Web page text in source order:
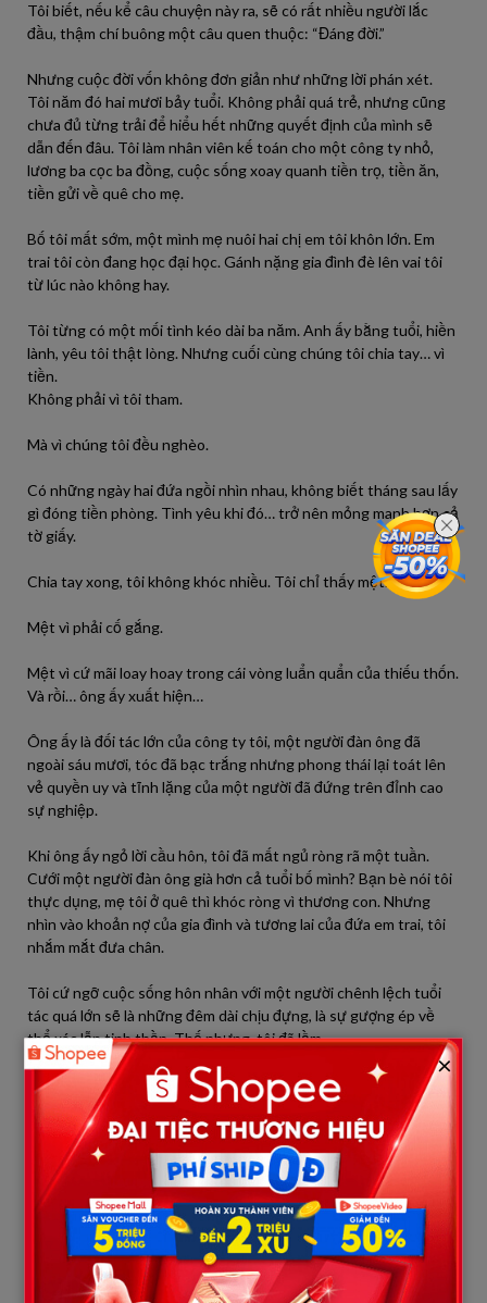
Tôi biết, nếu kể câu chuyện này ra, sẽ có rất nhiều người lắc
đầu, thậm chí buông một câu quen thuộc: “Đáng đời.”
Nhưng cuộc đời vốn không đơn giản như những lời phán xét.
Tôi năm đó hai mươi bảy tuổi. Không phải quá trẻ, nhưng cũng
chưa đủ từng trải để hiểu hết những quyết định của mình sẽ
dẫn đến đâu. Tôi làm nhân viên kế toán cho một công ty nhỏ,
lương ba cọc ba đồng, cuộc sống xoay quanh tiền trọ, tiền ăn,
tiền gửi về quê cho mẹ.
Bố tôi mất sớm, một mình mẹ nuôi hai chị em tôi khôn lớn. Em
trai tôi còn đang học đại học. Gánh nặng gia đình đè lên vai tôi
từ lúc nào không hay.
Tôi từng có một mối tình kéo dài ba năm. Anh ấy bằng tuổi, hiền
lành, yêu tôi thật lòng. Nhưng cuối cùng chúng tôi chia tay… vì
tiền.
Không phải vì tôi tham.
Mà vì chúng tôi đều nghèo.
Có những ngày hai đứa ngồi nhìn nhau, không biết tháng sau lấy
gì đóng tiền phòng. Tình yêu khi đó… trở nên mỏng manh hơn cả
tờ giấy.
Chia tay xong, tôi không khóc nhiều. Tôi chỉ thấy mệt.
Mệt vì phải cố gắng.
Mệt vì cứ mãi loay hoay trong cái vòng luẩn quẩn của thiếu thốn.
Và rồi… ông ấy xuất hiện…
Ông ấy là đối tác lớn của công ty tôi, một người đàn ông đã
ngoài sáu mươi, tóc đã bạc trắng nhưng phong thái lại toát lên
vẻ quyền uy và tĩnh lặng của một người đã đứng trên đỉnh cao
sự nghiệp.
Khi ông ấy ngỏ lời cầu hôn, tôi đã mất ngủ ròng rã một tuần.
Cưới một người đàn ông già hơn cả tuổi bố mình? Bạn bè nói tôi
thực dụng, mẹ tôi ở quê thì khóc ròng vì thương con. Nhưng
nhìn vào khoản nợ của gia đình và tương lai của đứa em trai, tôi
nhắm mắt đưa chân.
Tôi cứ ngỡ cuộc sống hôn nhân với một người chênh lệch tuổi
tác quá lớn sẽ là những đêm dài chịu đựng, là sự gượng ép về
thể xác lẫn tinh thần. Thế nhưng, tôi đã lầm.
Những đêm tân hôn, tôi thực sựmãn nguyện. Điều mà “trai trẻ
không làm được” chính là sựtrân trọng và thấu hiểu
đến tận
cùng. Ông ấy không vồ vập, không đòi hỏi. Đêm đêm, ông ấy
ngồi bên giường, kiên nhẫn nghe tôi kể về những vất vả đã qua,
nhẹ nhàng xoa dịu những lo âu trong lòng tôi bằng sự trải đời và
bao dung. Ông chăm sóc tôi từ những chi tiết nhỏ nhất, điều mà
người yêu cũ – trong cái sự bồng bột của tuổi trẻ – chưa bao giờ
làm được. Tôi đã nghĩ, hóa ra bến đỗ bình yên đôi khi không nằm
ở sự nồng nhiệt, mà nằm ở sự vững chãi.
×